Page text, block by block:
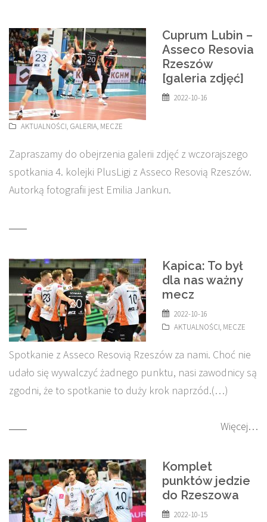
Cuprum Lubin –
Asseco Resovia
Rzeszów
[galeria zdjęć]
2022-10-16
AKTUALNOŚCI, GALERIA, MECZE
Zapraszamy do obejrzenia galerii zdjęć z wczorajszego
spotkania 4. kolejki PlusLigi z Asseco Resovią Rzeszów.
Autorką fotografii jest Emilia Jankun.
Kapica: To był
dla nas ważny
mecz
2022-10-16
AKTUALNOŚCI, MECZE
Spotkanie z Asseco Resovią Rzeszów za nami. Choć nie
udało się wywalczyć żadnego punktu, nasi zawodnicy są
zgodni, że to spotkanie to duży krok naprzód.(…)
Więcej…
Komplet
punktów jedzie
do Rzeszowa
2022-10-15